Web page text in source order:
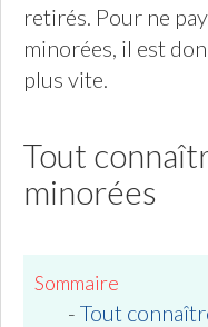
retirés. Pour ne
minorées, il est
plus vite.
Tout
minorées
Sommaire
- Tout